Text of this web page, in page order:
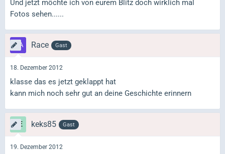
Und jetzt möchte ich von eurem Blitz doch wirklich mal
Fotos sehen......
Race Gast
18. Dezember 2012
klasse das es jetzt geklappt hat
kann mich noch sehr gut an deine Geschichte erinnern
keks85 Gast
19. Dezember 2012